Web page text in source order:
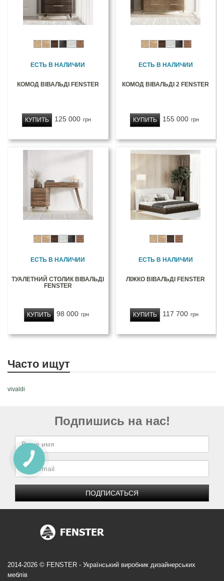
ЕСТЬ В НАЛИЧИИ
КОМОД ВІВАЛЬДІ FENSTER
125 000 грн
КУПИТЬ
ЕСТЬ В НАЛИЧИИ
КОМОД ВІВАЛЬДІ 2 FENSTER
155 000 грн
КУПИТЬ
ЕСТЬ В НАЛИЧИИ
ТУАЛЕТНИЙ СТОЛИК ВІВАЛЬДІ
FENSTER
98 000 грн
КУПИТЬ
ЕСТЬ В НАЛИЧИИ
ЛІЖКО ВІВАЛЬДІ FENSTER
117 700 грн
КУПИТЬ
Часто ищут
vivaldi
Подпишись на нас!
ПОДПИСАТЬСЯ
2014-2026 © FENSTER - Український виробник дизайнерських
меблів